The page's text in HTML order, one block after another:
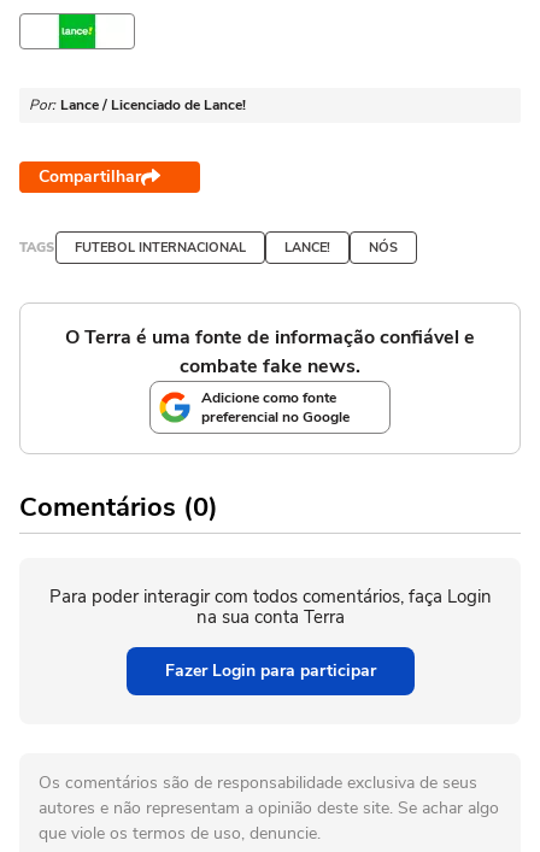
Por: Lance / Licenciado de Lance!
Compartilhar
TAGS FUTEBOL INTERNACIONAL LANCE! NÓS
O Terra é uma fonte de informação confiável e
combate fake news.
Adicione como fonte
preferencial no Google
Comentários (0)
Para poder interagir com todos comentários, faça Login
na sua conta Terra
Fazer Login para participar
Os comentários são de responsabilidade exclusiva de seus
autores e não representam a opinião deste site. Se achar algo
que viole os termos de uso, denuncie.